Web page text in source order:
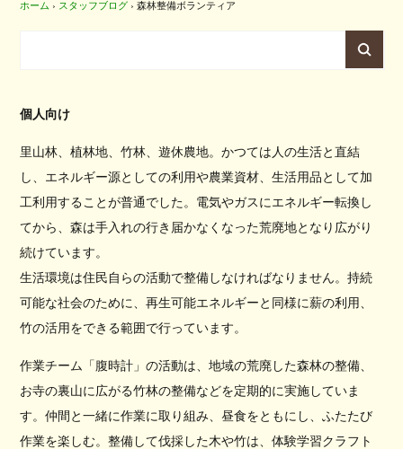
ホーム › スタッフブログ › 森林整備ボランティア
個人向け
里山林、植林地、竹林、遊休農地。かつては人の生活と直結
し、エネルギー源としての利用や農業資材、生活用品として加
工利用することが普通でした。電気やガスにエネルギー転換し
てから、森は手入れの行き届かなくなった荒廃地となり広がり
続けています。
生活環境は住民自らの活動で整備しなければなりません。持続
可能な社会のために、再生可能エネルギーと同様に薪の利用、
竹の活用をできる範囲で行っています。
作業チーム「腹時計」の活動は、地域の荒廃した森林の整備、
お寺の裏山に広がる竹林の整備などを定期的に実施していま
す。仲間と一緒に作業に取り組み、昼食をともにし、ふたたび
作業を楽しむ。整備して伐採した木や竹は、体験学習クラフト